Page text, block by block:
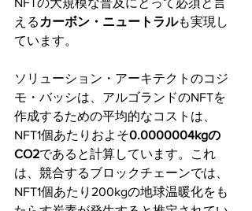
える カーボン・ニュートラルも実現し
ています。
ソリューション・アーキテクトのコジ
モ・バッシは、アルゴランドのNFTを
作成するための平均的なコストは、
NFT1個あたりおよそ0.0000004kgの
CO2であると計算しています。これ
は、競合するブロックチェーンでは、
NFT1個あたり200kgの地球温暖化をも